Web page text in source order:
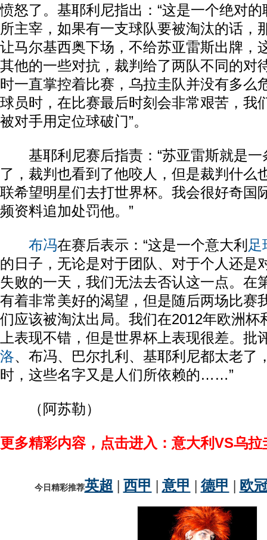
愤怒了。基耶利尼指出：“这是一个绝对
所主宰，如果有一支球队要被淘汰的话，
让马尔基西奥下场，不给苏亚雷斯出牌，
其他的一些对抗，裁判给了两队不同的对
时一直掌控着比赛，乌拉圭队并没有多么
球员时，在比赛最后时刻会非常艰苦，我
被对手用定位球破门”。
基耶利尼赛后指责：“苏亚雷斯就是一
了，裁判也看到了他咬人，但是裁判什么
联希望明星们去打世界杯。我会很好奇国
频资料追加处罚他。”
布冯在赛后表示：“这是一个意大利 足
的日子，无论是对于团队、对于个人还是
失败的一天，我们无法去否认这一点。在
有着非常美好的渴望，但是随后两场比赛
们应该被淘汰出局。我们在2012年欧洲杯
上表现不错，但是世界杯上表现很差。批
洛、布冯、巴尔扎利、基耶利尼都太老了
时，这些名字又是人们所依赖的……”
（阿苏勒）
更多精彩内容，点击进入：意大利VS乌拉